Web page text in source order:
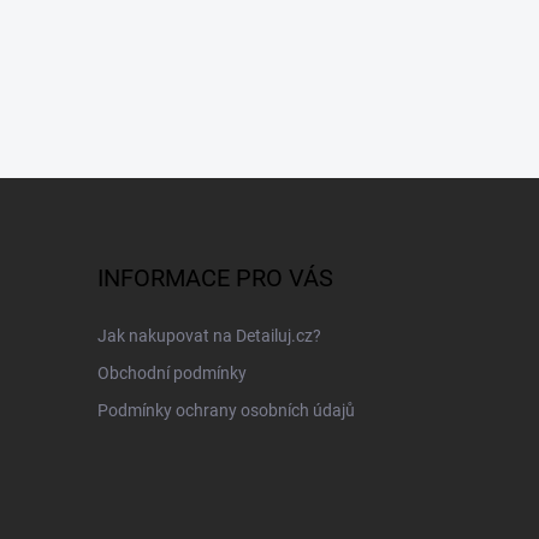
INFORMACE PRO VÁS
Jak nakupovat na Detailuj.cz?
Obchodní podmínky
Podmínky ochrany osobních údajů